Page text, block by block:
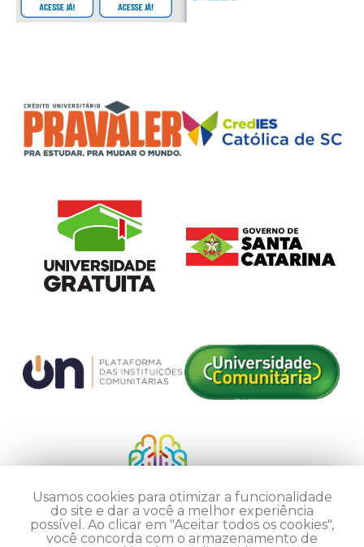
Usamos cookies para otimizar a funcionalidade
do site e dar a você a melhor experiência
possível. Ao clicar em "Aceitar todos os cookies",
você concorda com o armazenamento de